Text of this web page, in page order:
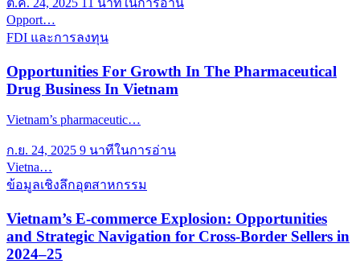
ต.ค. 24, 2025 11 นาทีในการอ่าน
Opport…
FDI และการลงทุน
Opportunities For Growth In The Pharmaceutical
Drug Business In Vietnam
Vietnam’s pharmaceutic…
ก.ย. 24, 2025 9 นาทีในการอ่าน
Vietna…
ข้อมูลเชิงลึกอุตสาหกรรม
Vietnam’s E-commerce Explosion: Opportunities
and Strategic Navigation for Cross-Border Sellers in
2024–25